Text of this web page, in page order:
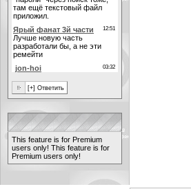
This feature is for Premium
users only! This feature is for
Premium users only!